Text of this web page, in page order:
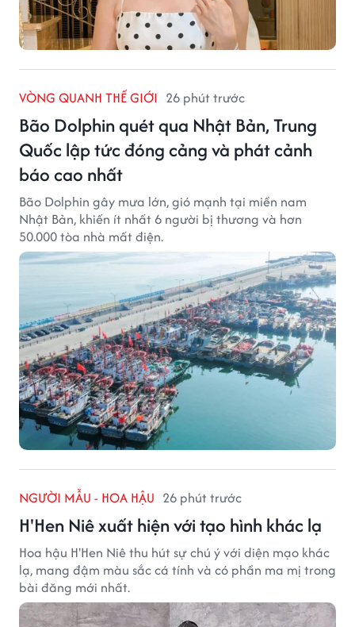
VÒNG QUANH THẾ GIỚI 26 phút trước
Bão Dolphin quét qua Nhật Bản, Trung
Quốc lập tức đóng cảng và phát cảnh
báo cao nhất
Bão Dolphin gây mưa lớn, gió mạnh tại miền nam
Nhật Bản, khiến ít nhất 6 người bị thương và hơn
50.000 tòa nhà mất điện.
NGƯỜI MẪU - HOA HẬU 26 phút trước
H'Hen Niê xuất hiện với tạo hình khác lạ
Hoa hậu H'Hen Niê thu hút sự chú ý với diện mạo khác
lạ, mang đậm màu sắc cá tính và có phần ma mị trong
bài đăng mới nhất.